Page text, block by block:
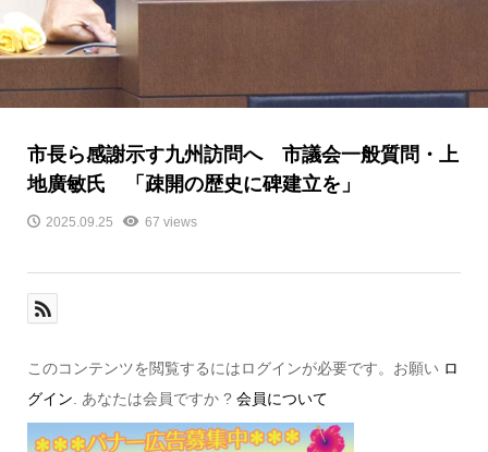
市長ら感謝示す九州訪問へ 市議会一般質問・上
地廣敏氏 「疎開の歴史に碑建立を」
2025.09.25 67 views
このコンテンツを閲覧するにはログインが必要です。お願い ロ
グイン. あなたは会員ですか ? 会員について